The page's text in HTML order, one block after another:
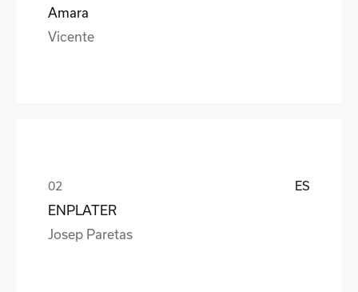
Amara
Vicente
ES
ENPLATER
Josep Paretas